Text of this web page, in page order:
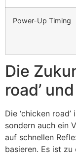
Power-Up Timing
Die
road’
Die ‘chicken
sondern auch ein
auf schnellen
basieren. Es ist